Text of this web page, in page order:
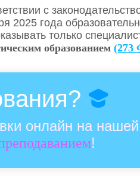
с
2025 года
только
образованием (273
онлайн на нашей
!